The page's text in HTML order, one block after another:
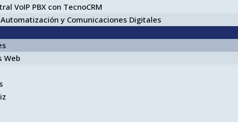
VoIP PBX con TecnoCRM
y Comunicaciones Digitales
Web